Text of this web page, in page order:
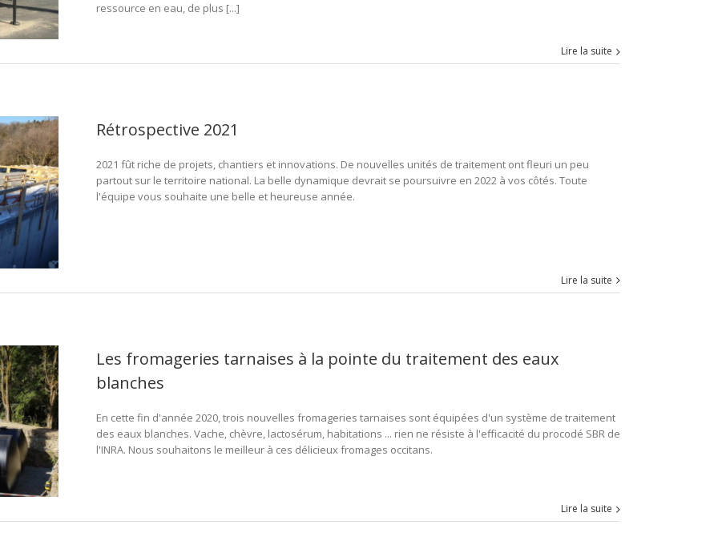
ressource en eau, de plus [...]
Lire la suite
Rétrospective 2021
2021 fût riche de projets, chantiers et innovations. De nouvelles unités de traitement ont fleuri un peu
partout sur le territoire national. La belle dynamique devrait se poursuivre en 2022 à vos côtés. Toute
l'équipe vous souhaite une belle et heureuse année.
Lire la suite
Les fromageries tarnaises à la pointe du traitement des eaux
blanches
En cette fin d'année 2020, trois nouvelles fromageries tarnaises sont équipées d'un système de traitement
des eaux blanches. Vache, chèvre, lactosérum, habitations ... rien ne résiste à l'efficacité du procodé SBR de
l'INRA. Nous souhaitons le meilleur à ces délicieux fromages occitans.
Lire la suite